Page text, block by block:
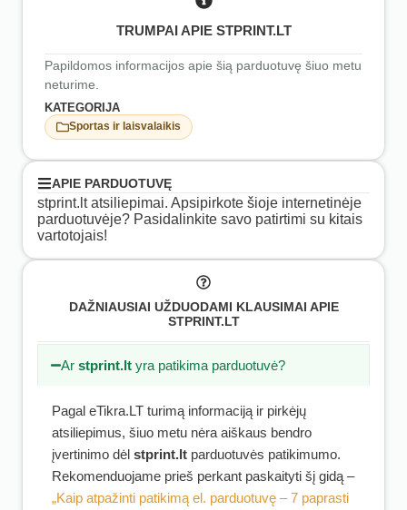
TRUMPAI APIE STPRINT.LT
Papildomos informacijos apie šią parduotuvę šiuo metu
neturime.
KATEGORIJA
Sportas ir laisvalaikis
APIE PARDUOTUVĘ
stprint.lt atsiliepimai. Apsipirkote šioje internetinėje
parduotuvėje? Pasidalinkite savo patirtimi su kitais
vartotojais!
DAŽNIAUSIAI UŽDUODAMI KLAUSIMAI APIE
STPRINT.LT
Arstprint.lt yra patikima parduotuvė?
Pagal eTikra.LT turimą informaciją ir pirkėjų
atsiliepimus, šiuo metu nėra aiškaus bendro
įvertinimo dėl stprint.lt parduotuvės patikimumo.
Rekomenduojame prieš perkant paskaityti šį gidą –
„Kaip atpažinti patikimą el. parduotuvę – 7 paprasti